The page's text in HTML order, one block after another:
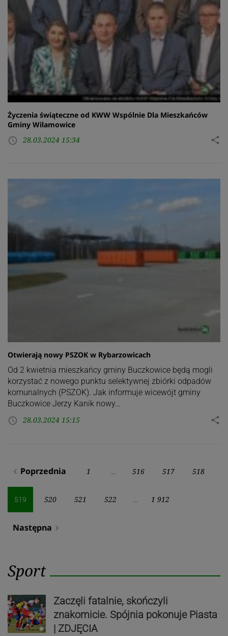
Życzenia świąteczne od KWW Wspólnie Dla Mieszkańców
Gminy Wilamowice
access_time 28.03.2024 15:34 share
Otwierają nowy PSZOK w Rybarzowicach
Od 2 kwietnia mieszkańcy gminy Buczkowice będą mogli
korzystać z nowego punktu selektywnej zbiórki odpadów
komunalnych (PSZOK). Jak informuje wicewójt gminy
Buczkowice Jerzy Kanik nowy…
access_time 28.03.2024 15:15 share
Stronicowanie
wpisów
navigate_before Poprzednia 1 516 517 518
519 520 521 522 1 912
Następna navigate_next
Sport
Zaczęli fatalnie, skończyli
znakomicie. Spójnia pokonuje Piasta
| ZDJĘCIA